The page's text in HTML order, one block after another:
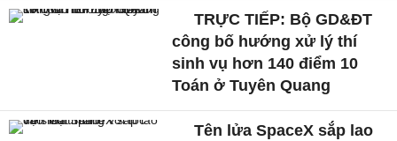
TRỰC TIẾP: Bộ GD&ĐT
công bố hướng xử lý thí
sinh vụ hơn 140 điểm 10
Toán ở Tuyên Quang
Tên lửa SpaceX sắp lao